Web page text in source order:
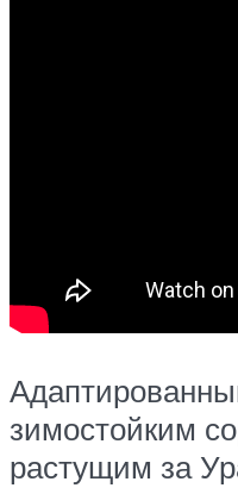
зимостойким
растущим за